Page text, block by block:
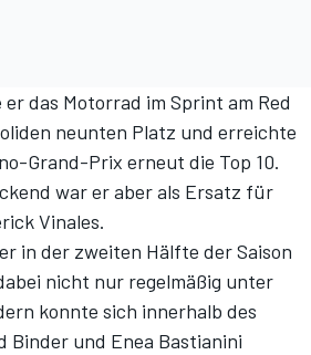
das Motorrad im Sprint am Red
neunten Platz und erreichte
Grand-Prix erneut die Top 10.
war er aber als Ersatz für
Vinales.
in der zweiten Hälfte der Saison
nicht nur regelmäßig unter
konnte sich innerhalb des
Binder und Enea Bastianini